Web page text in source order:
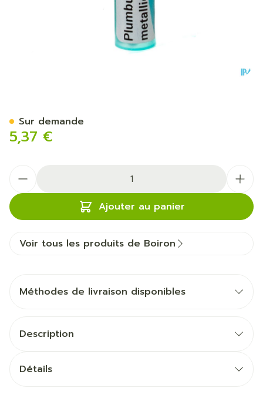
5,37 €
Ajouter au panier
Sur demande
Voir tous les produits de Boiron
Méthodes de livraison disponibles
Description
Détails